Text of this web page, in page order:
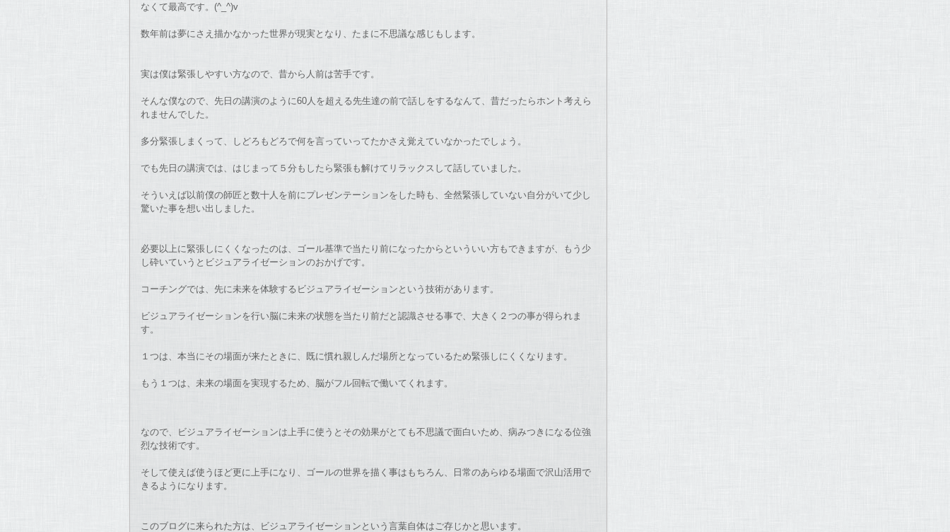
なくて最高です。(^_^)v
数年前は夢にさえ描かなかった世界が現実となり、たまに不思議な感じもします。
実は僕は緊張しやすい方なので、昔から人前は苦手です。
そんな僕なので、先日の講演のように60人を超える先生達の前で話しをするなんて、昔だったらホント考えら
れませんでした。
多分緊張しまくって、しどろもどろで何を言っていってたかさえ覚 えていなかったでしょう。
でも先日の講演では、はじまって５分もしたら緊張も解けてリラッ クスして話していました。
そういえば以前僕の師匠と数十人を前にプレゼンテーシ ョンをした時も、全然緊張していない自分がいて少し
驚いた事を想い出しました。
必要以上に緊張しにくくなったのは、ゴール基準で当たり前になったからといういい方もできま すが、もう少
し砕いていうとビジュアライゼーションのおかげです。
コーチングでは、先に未来を体験するビジュアライゼーションという技術があります。
ビジュアライゼーションを行い脳に未来の状態を当たり前だと認識させる事で、大きく２つの事が得られま
す。
１つは、本当にその場面が来たときに、既に慣れ親しんだ場所とな っているため緊張しにくくなります。
もう１つは、未来の場面を実現するため、脳がフル回転で働いてく れます。
なので、ビジュアライゼーションは上手に使うとその効果がとても不思議で面白いため、病みつきになる位強
烈な技術です。
そして使えば使うほど更に上手になり、ゴールの世界を描く事はもちろ ん、日常のあらゆる場面で沢山活用で
きるようになります。
このブログに来られた方は、ビジュアライゼーションという言葉自体はご存じかと思います。